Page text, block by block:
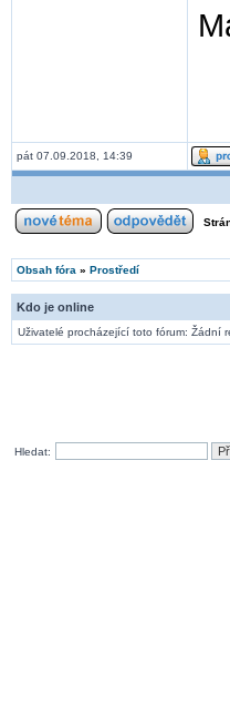
pát 07.09.2018, 14:39
Obsah fóra » Prostředí
Kdo je online
Uživatelé procházející toto fórum: Žádní
Hledat: